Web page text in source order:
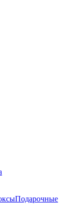
Подарочные